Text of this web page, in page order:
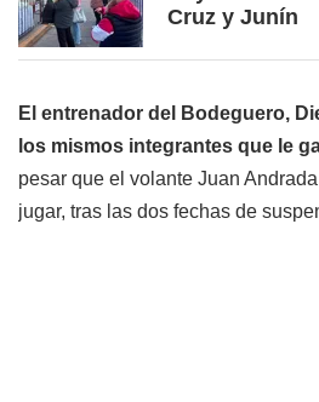
Cruz y Junín
El entrenador del Bodeguero,
los mismos integrantes que le
pesar que el volante Juan
jugar, tras las dos fechas de